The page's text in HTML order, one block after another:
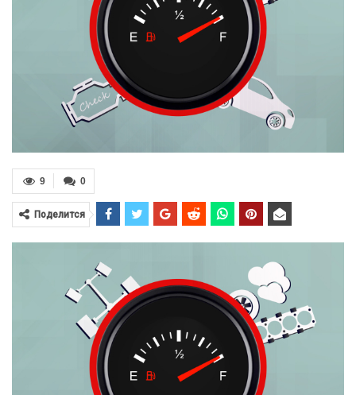
0
9
Поделится